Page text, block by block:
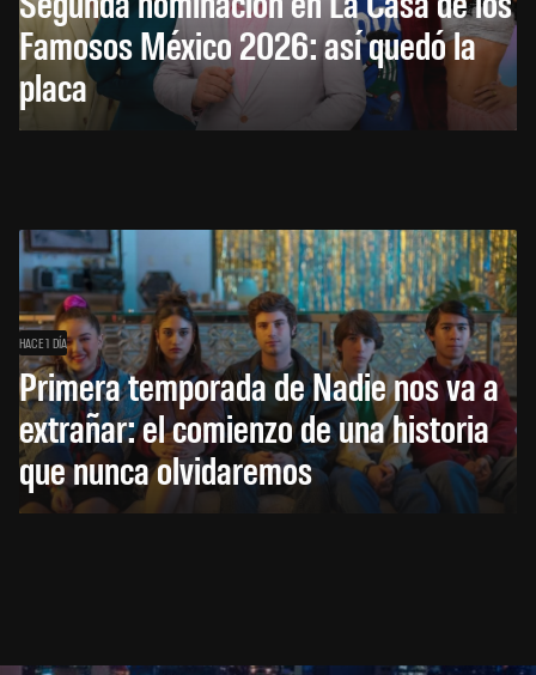
Famosos México 2026: así quedó la
placa
HACE 1 DÍA
Primera temporada de Nadie nos va a
extrañar: el comienzo de una historia
que nunca olvidaremos